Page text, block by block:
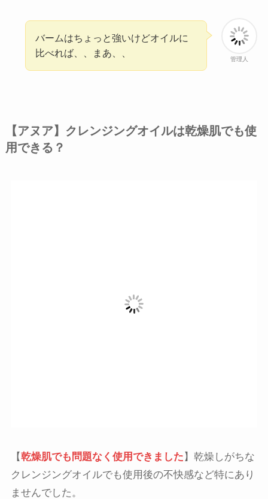
管理人
バームはちょっと強いけどオイルに
比べれば、、まあ、、
【アヌア】クレンジングオイルは乾燥肌でも使
用できる？
【乾燥肌でも問題なく使用できました 】乾燥しがちな
クレンジングオイルでも使用後の不快感など特にあり
ませんでした。